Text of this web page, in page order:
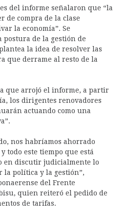
del informe señalaron que “la
de compra de la clase
la economía”. Se
de la gestión de
la idea de resolver las
que derrame al resto de la
que arrojó el informe, a partir
los dirigentes renovadores
actuando como una
nos habríamos ahorrado
todo este tiempo que está
en discutir judicialmente lo
la política y la gestión”,
del Frente
quien reiteró el pedido de
de tarifas.